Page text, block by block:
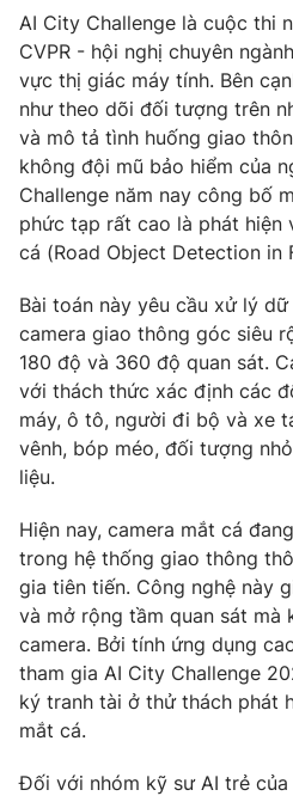
Thị trường
Góc doanh nghiệp
Truyền hình
Phim VTV
Hậu trường
Nhân vật
Khán giả
Giải sao mai
Giải trí
Điện ảnh
Âm nhạc
Đời sống
Du lịch
Làm đẹp
Chất lượng cuộc sống
Tuyển sinh
Học trực tuyến
Công nghệ
Hitech Công nghệ tương lai
Sản phẩm
Thị trường
Tư vấn
Giao lưu trực tuyến
Lịch phát sóng
Chuyên mục khác
Emagazine
Photo
AI City Challenge là cuộc thi
CVPR - hội nghị chuyên
vực thị giác máy tính. Bên
như theo dõi đối tượng trên
và mô tả tình huống giao
không đội mũ bảo hiểm của
Challenge năm nay công bố
phức tạp rất cao là phát hiện
cá (Road Object Detection in
Bài toán này yêu cầu xử lý
camera giao thông góc siêu
180 độ và 360 độ quan sát.
với thách thức xác định các
máy, ô tô, người đi bộ và xe
vênh, bóp méo, đối tượng
liệu.
Hiện nay, camera mắt cá
trong hệ thống giao thông
gia tiên tiến. Công nghệ này
và mở rộng tầm quan sát mà
camera. Bởi tính ứng dụng
tham gia AI City Challenge
ký tranh tài ở thử thách phát
mắt cá.
Đối với nhóm kỹ sư AI trẻ của